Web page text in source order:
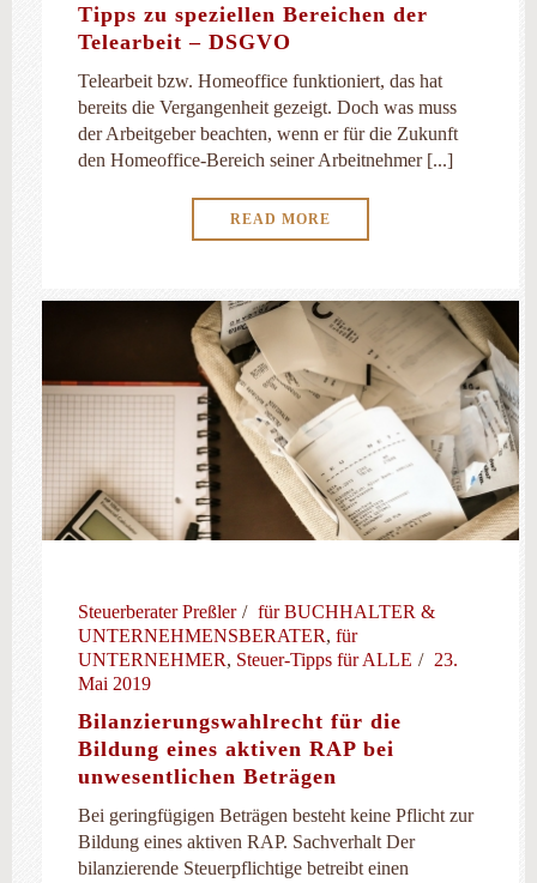
Tipps zu speziellen Bereichen der
Telearbeit – DSGVO
Telearbeit bzw. Homeoffice funktioniert, das hat
bereits die Vergangenheit gezeigt. Doch was muss
der Arbeitgeber beachten, wenn er für die Zukunft
den Homeoffice-Bereich seiner Arbeitnehmer [...]
READ MORE
Steuerberater Preßler
für BUCHHALTER &
UNTERNEHMENSBERATER, für
UNTERNEHMER, Steuer-Tipps für ALLE
23.
Mai 2019
Bilanzierungswahlrecht für die
Bildung eines aktiven RAP bei
unwesentlichen Beträgen
Bei geringfügigen Beträgen besteht keine Pflicht zur
Bildung eines aktiven RAP. Sachverhalt Der
bilanzierende Steuerpflichtige betreibt einen